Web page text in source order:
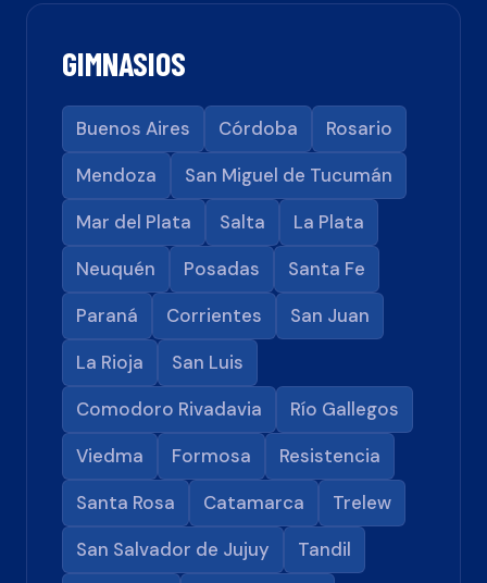
GIMNASIOS
Buenos Aires Córdoba
Rosario
Mendoza
San Miguel de Tucumán
Mar del Plata
Salta
La Plata
Neuquén
Posadas
Santa Fe
Paraná
Corrientes
San Juan
La Rioja
San Luis
Comodoro Rivadavia
Río Gallegos
Viedma
Formosa
Resistencia
Santa Rosa
Catamarca
Trelew
San Salvador de Jujuy
Tandil